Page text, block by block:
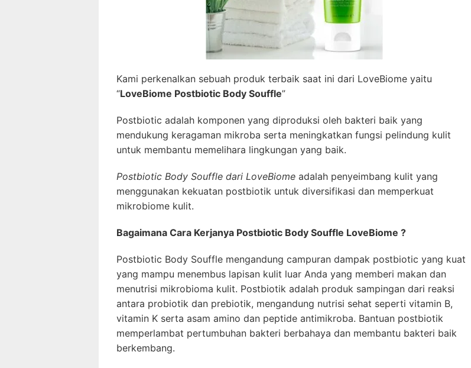
Kami perkenalkan sebuah produk terbaik saat ini dari LoveBiome yaitu
“LoveBiome Postbiotic Body Souffle”
Postbiotic adalah komponen yang diproduksi oleh bakteri baik yang
mendukung keragaman mikroba serta meningkatkan fungsi pelindung kulit
untuk membantu memelihara lingkungan yang baik.
Postbiotic Body Souffle dari LoveBiome adalah penyeimbang kulit yang
menggunakan kekuatan postbiotik untuk diversifikasi dan memperkuat
mikrobiome kulit.
Bagaimana Cara Kerjanya Postbiotic Body Souffle LoveBiome ?
Postbiotic Body Souffle mengandung campuran dampak postbiotic yang kuat
yang mampu menembus lapisan kulit luar Anda yang memberi makan dan
menutrisi mikrobioma kulit. Postbiotik adalah produk sampingan dari reaksi
antara probiotik dan prebiotik, mengandung nutrisi sehat seperti vitamin B,
vitamin K serta asam amino dan peptide antimikroba. Bantuan postbiotik
memperlambat pertumbuhan bakteri berbahaya dan membantu bakteri baik
berkembang.